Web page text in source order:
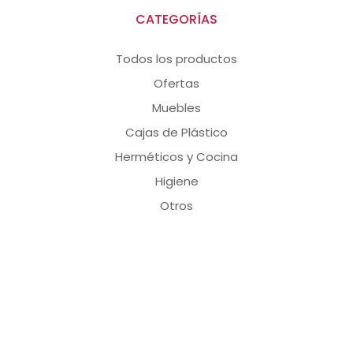
CATEGORÍAS
Todos los productos
Ofertas
Muebles
Cajas de Plástico
Herméticos y Cocina
Higiene
Otros